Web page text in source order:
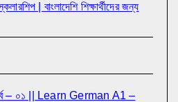
| বাংলাদেশি শিক্ষার্থীদের জন্য
– ০১ || Learn German A1 –